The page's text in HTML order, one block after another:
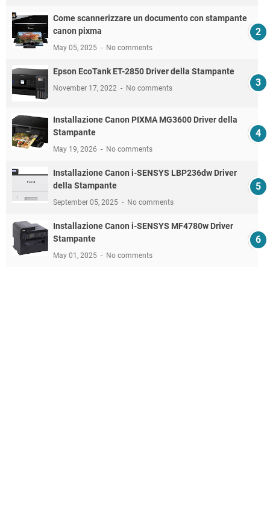
Come scannerizzare un documento con stampante
canon pixma
May 05, 2025 No comments
Epson EcoTank ET-2850 Driver della Stampante
November 17, 2022 No comments
Installazione Canon PIXMA MG3600 Driver della
Stampante
May 19, 2026 No comments
Installazione Canon i-SENSYS LBP236dw Driver
della Stampante
September 05, 2025 No comments
Installazione Canon i-SENSYS MF4780w Driver
Stampante
May 01, 2025 No comments